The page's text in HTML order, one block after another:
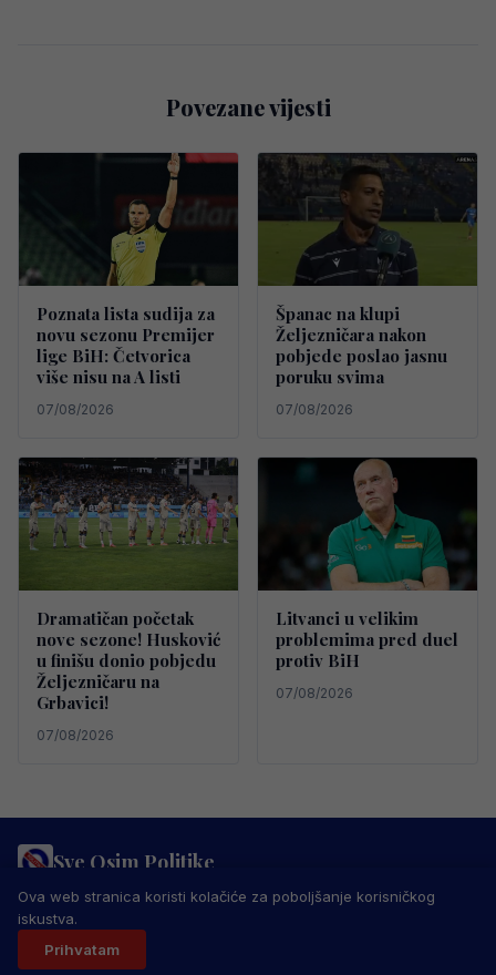
Povezane vijesti
Poznata lista sudija za
novu sezonu Premijer
lige BiH: Četvorica
više nisu na A listi
07/08/2026
Španac na klupi
Željezničara nakon
pobjede poslao jasnu
poruku svima
07/08/2026
Dramatičan početak
nove sezone! Husković
u finišu donio pobjedu
Željezničaru na
Grbavici!
07/08/2026
Litvanci u velikim
problemima pred duel
protiv BiH
07/08/2026
Sve Osim Politike
PRAVILA PRIVATNOSTI MARKETING
USLOVI KORIŠTENJA
IMPRESSUM
© 2026 Sve Osim Politike. Sva prava zadržana.
Ova web stranica koristi kolačiće za poboljšanje korisničkog
iskustva.
Prihvatam